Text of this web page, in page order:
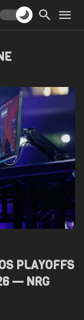
PLAYOFFS
— NRG